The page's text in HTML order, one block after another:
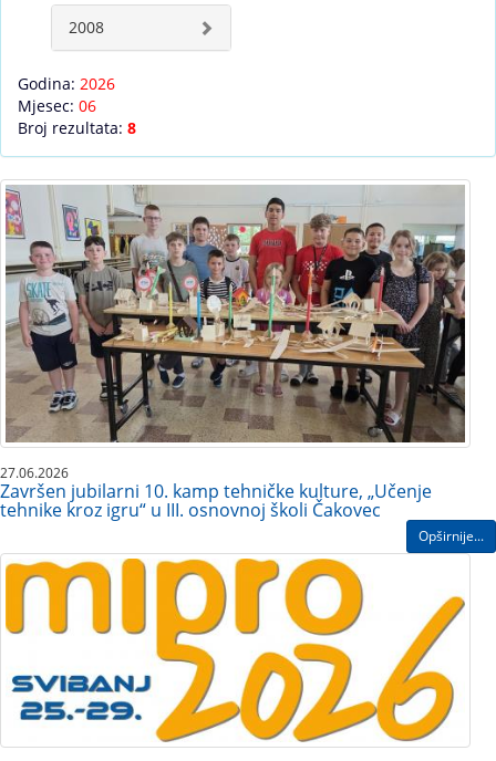
2008
Godina: 2026
Mjesec: 06
Broj rezultata: 8
27.06.2026
Završen jubilarni 10. kamp tehničke kulture, „Učenje
tehnike kroz igru“ u III. osnovnoj školi Čakovec
Opširnije...